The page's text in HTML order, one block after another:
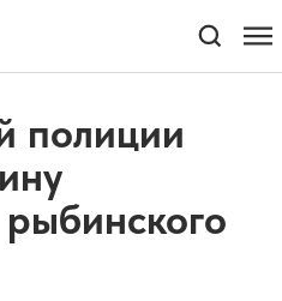
полиции